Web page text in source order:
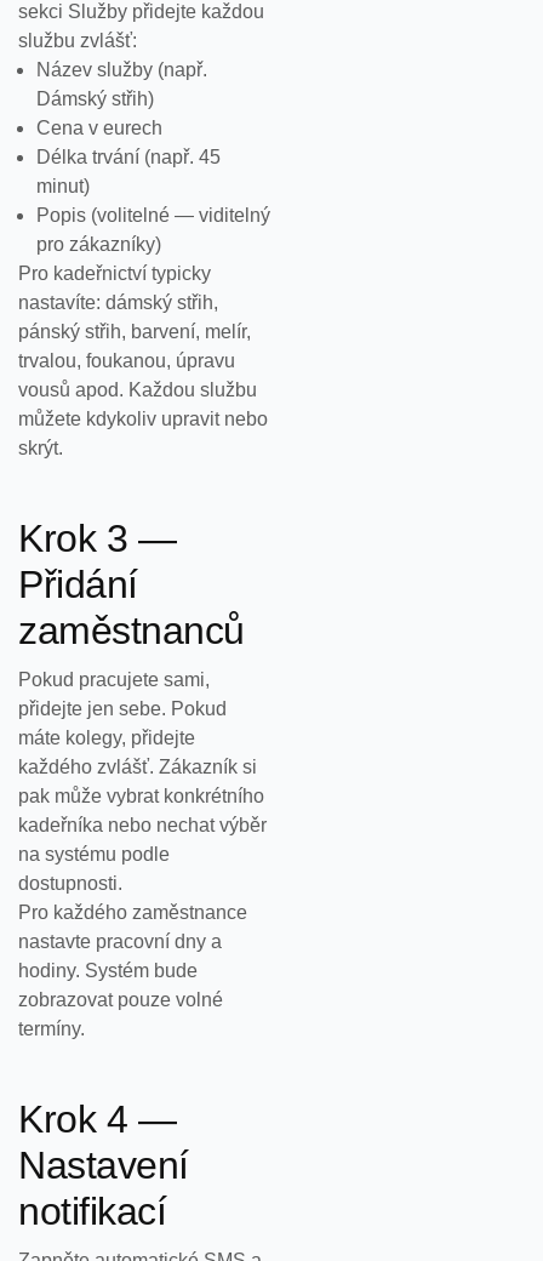
sekci Služby přidejte každou
službu zvlášť:
Název služby (např.
Dámský střih)
Cena v eurech
Délka trvání (např. 45
minut)
Popis (volitelné — viditelný
pro zákazníky)
Pro kadeřnictví typicky
nastavíte: dámský střih,
pánský střih, barvení, melír,
trvalou, foukanou, úpravu
vousů apod. Každou službu
můžete kdykoliv upravit nebo
skrýt.
Krok 3 —
Přidání
zaměstnanců
Pokud pracujete sami,
přidejte jen sebe. Pokud
máte kolegy, přidejte
každého zvlášť. Zákazník si
pak může vybrat konkrétního
kadeřníka nebo nechat výběr
na systému podle
dostupnosti.
Pro každého zaměstnance
nastavte pracovní dny a
hodiny. Systém bude
zobrazovat pouze volné
termíny.
Krok 4 —
Nastavení
notifikací